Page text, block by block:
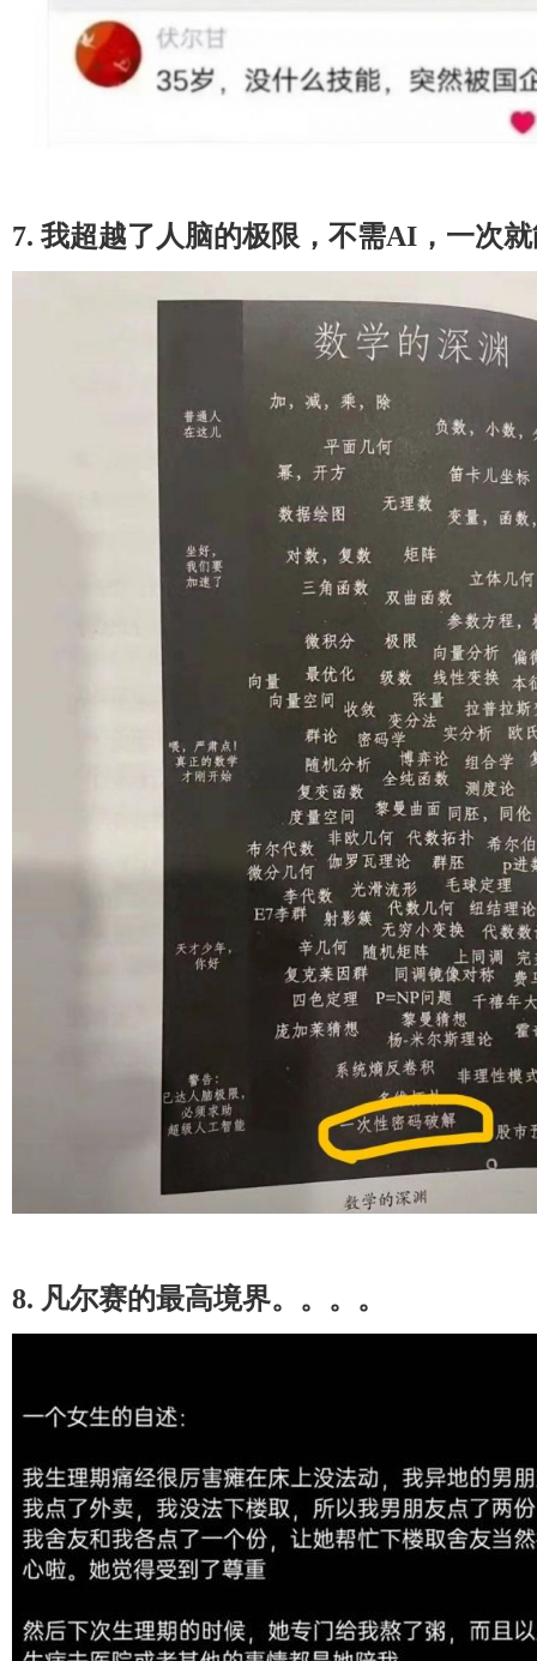
7. 我超越了人脑的极限，不需AI，一次
8. 凡尔赛的最高境界。。。。